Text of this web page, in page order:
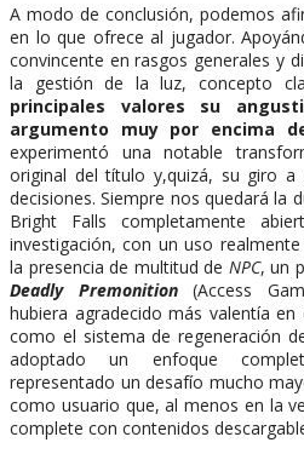
A modo de conclusión, podemos
en lo que ofrece al jugador.
convincente en rasgos generales y
la gestión de la luz, concepto
principales valores su
argumento muy por encima
experimentó una notable
original del título y,quizá, su giro
decisiones. Siempre nos quedará la
Bright Falls completamente
investigación, con un uso
la presencia de multitud de NPC, un
Deadly Premonition(Access
hubiera agradecido más valentía
como el sistema de regeneración
adoptado un enfoque
representado un desafío mucho
como usuario que, al menos en la
complete con contenidos